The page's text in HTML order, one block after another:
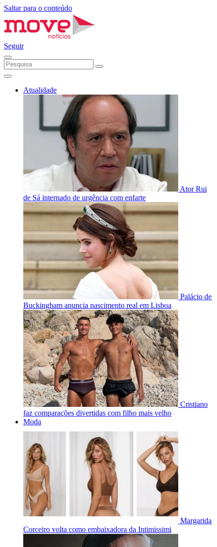
Saltar para o conteúdo
Seguir
Atualidade
Ator Rui
de Sá internado de urgência com enfarte
Palácio de
Buckingham anuncia nascimento real em Lisboa
Cristiano
faz comparações divertidas com filho mais velho
Moda
Margarida
Corceiro volta como embaixadora da Intimissimi